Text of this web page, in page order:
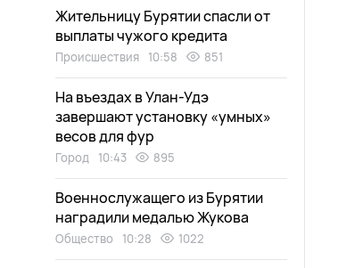
Жительницу Бурятии спасли от
выплаты чужого кредита
Происшествия 10:58 851
На въездах в Улан-Удэ
завершают установку «умных»
весов для фур
Город 10:43 895
Военнослужащего из Бурятии
наградили медалью Жукова
Общество 10:28 1022